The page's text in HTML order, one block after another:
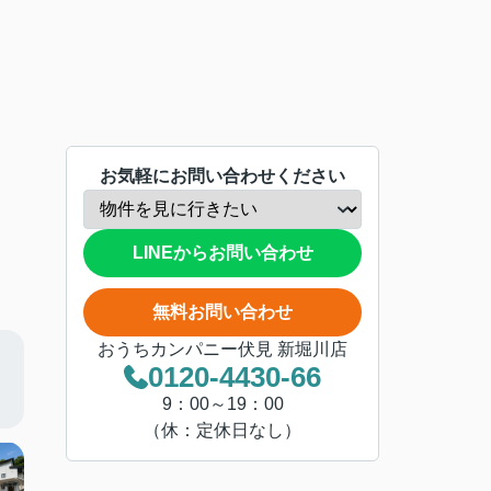
お気軽にお問い合わせください
LINEからお問い合わせ
無料お問い合わせ
おうちカンパニー伏見 新堀川店
0120-4430-66
9：00～19：00
（休：定休日なし）